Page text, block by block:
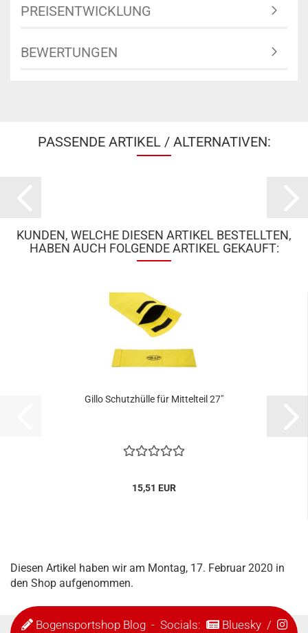
PREISENTWICKLUNG
BEWERTUNGEN
PASSENDE ARTIKEL / ALTERNATIVEN:
KUNDEN, WELCHE DIESEN ARTIKEL BESTELLTEN,
HABEN AUCH FOLGENDE ARTIKEL GEKAUFT:
Gillo Schutzhülle für Mittelteil 27"
15,51 EUR
Diesen Artikel haben wir am Montag, 17. Februar 2020 in
den Shop aufgenommen.
Bogensportshop Blog- Socials: Bluesky/